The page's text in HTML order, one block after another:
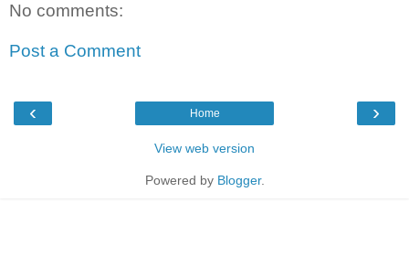
No comments:
Post a Comment
‹ ›
Home
View web version
Powered by Blogger.